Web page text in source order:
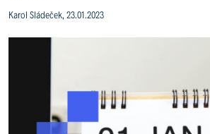
Karol Sládeček, 23.01.2023